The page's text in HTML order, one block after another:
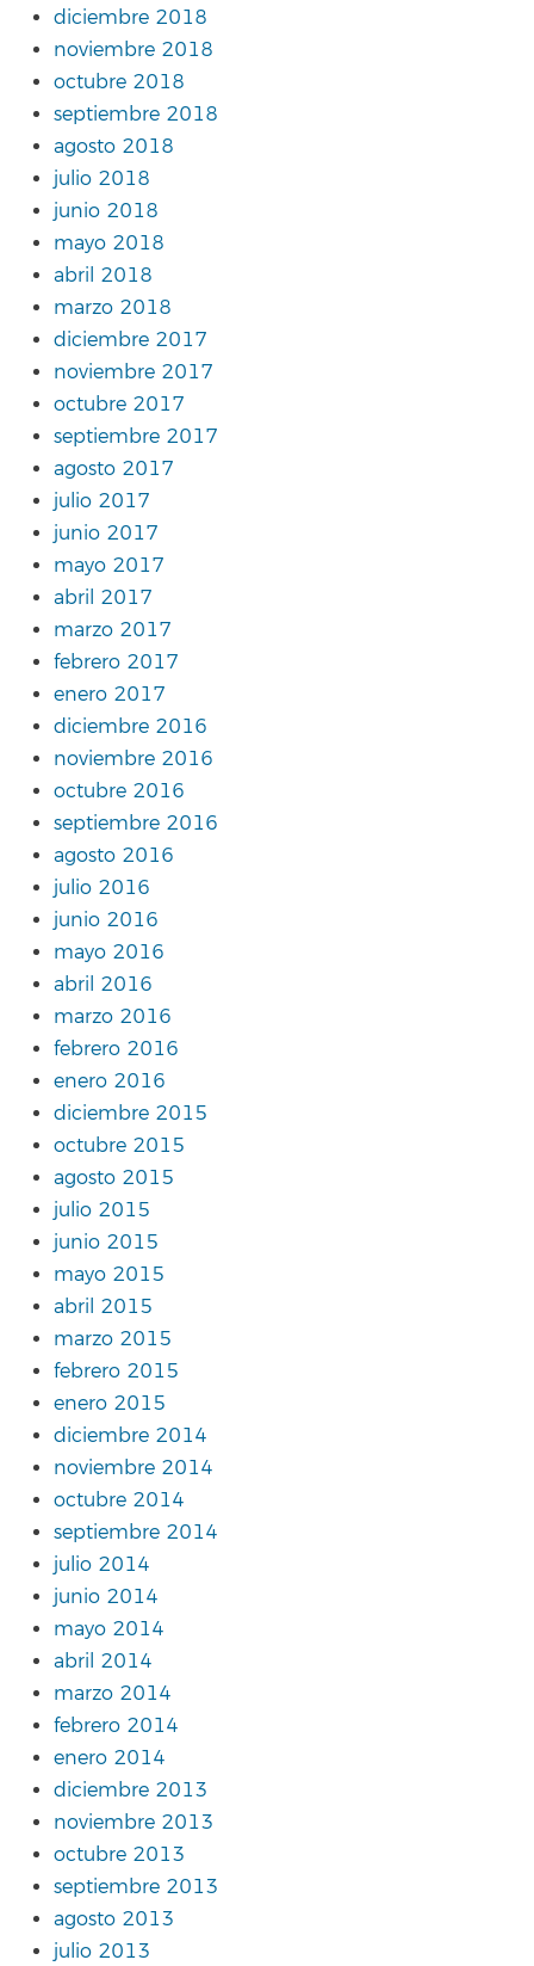
diciembre 2018
noviembre 2018
octubre 2018
septiembre 2018
agosto 2018
julio 2018
junio 2018
mayo 2018
abril 2018
marzo 2018
diciembre 2017
noviembre 2017
octubre 2017
septiembre 2017
agosto 2017
julio 2017
junio 2017
mayo 2017
abril 2017
marzo 2017
febrero 2017
enero 2017
diciembre 2016
noviembre 2016
octubre 2016
septiembre 2016
agosto 2016
julio 2016
junio 2016
mayo 2016
abril 2016
marzo 2016
febrero 2016
enero 2016
diciembre 2015
octubre 2015
agosto 2015
julio 2015
junio 2015
mayo 2015
abril 2015
marzo 2015
febrero 2015
enero 2015
diciembre 2014
noviembre 2014
octubre 2014
septiembre 2014
julio 2014
junio 2014
mayo 2014
abril 2014
marzo 2014
febrero 2014
enero 2014
diciembre 2013
noviembre 2013
octubre 2013
septiembre 2013
agosto 2013
julio 2013